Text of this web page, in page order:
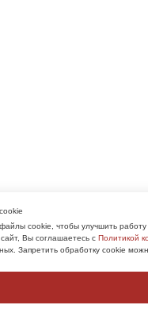
cookie, чтобы улучшить
Вы соглашаетесь с Политикой
Запретить обработку cookie